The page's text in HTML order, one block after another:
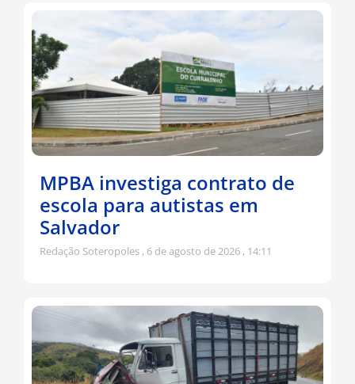
MPBA investiga contrato de
escola para autistas em
Salvador
Redação Soteropoles 6 de agosto de 2026 14:11